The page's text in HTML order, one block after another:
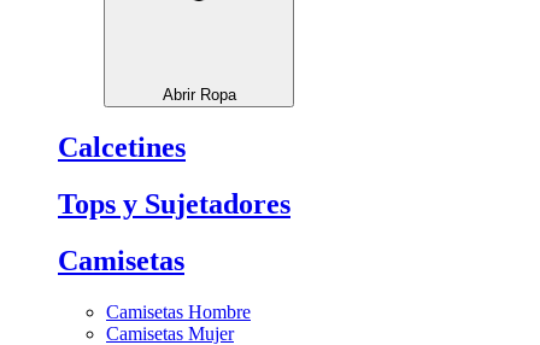
Abrir Ropa
Calcetines
Tops y Sujetadores
Camisetas
Camisetas Hombre
Camisetas Mujer